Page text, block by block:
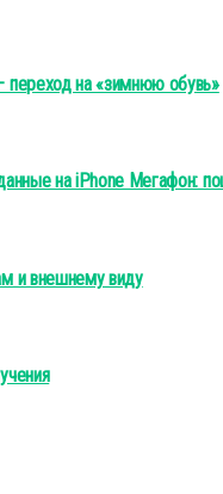
переход на «зимнюю обувь»
на iPhone Мегафон:
и внешнему виду